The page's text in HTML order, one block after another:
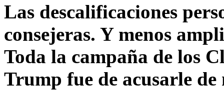
Las descalificaciones
consejeras. Y menos
Toda la campaña de los
Trump fue de acusarle